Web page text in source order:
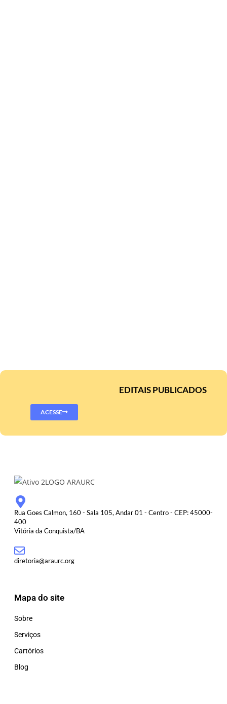
EDITAIS PUBLICADOS
ACESSE
Rua Goes Calmon, 160 - Sala 105, Andar 01 - Centro - CEP: 45000-
400
Vitória da Conquista/BA
diretoria@araurc.org
Mapa do site
Sobre
Serviços
Cartórios
Blog